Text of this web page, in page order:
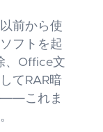
前から使
フトを起
、Office文
てRAR暗
――これま